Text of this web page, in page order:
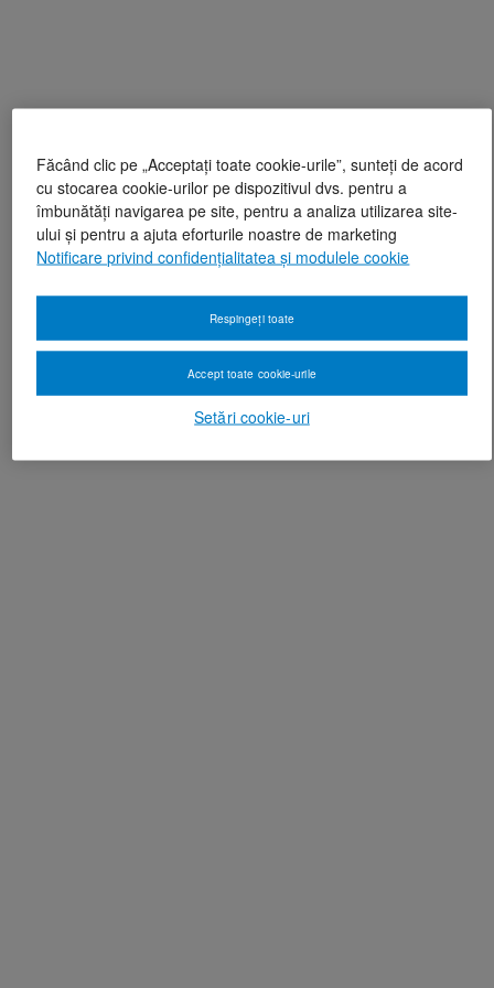
Făcând clic pe „Acceptați toate cookie-urile”, sunteți de acord
cu stocarea cookie-urilor pe dispozitivul dvs. pentru a
îmbunătăți navigarea pe site, pentru a analiza utilizarea site-
ului și pentru a ajuta eforturile noastre de marketing
Notificare privind confidențialitatea și modulele cookie
Setări cookie-uri
Respingeți toate
Accept toate cookie-urile